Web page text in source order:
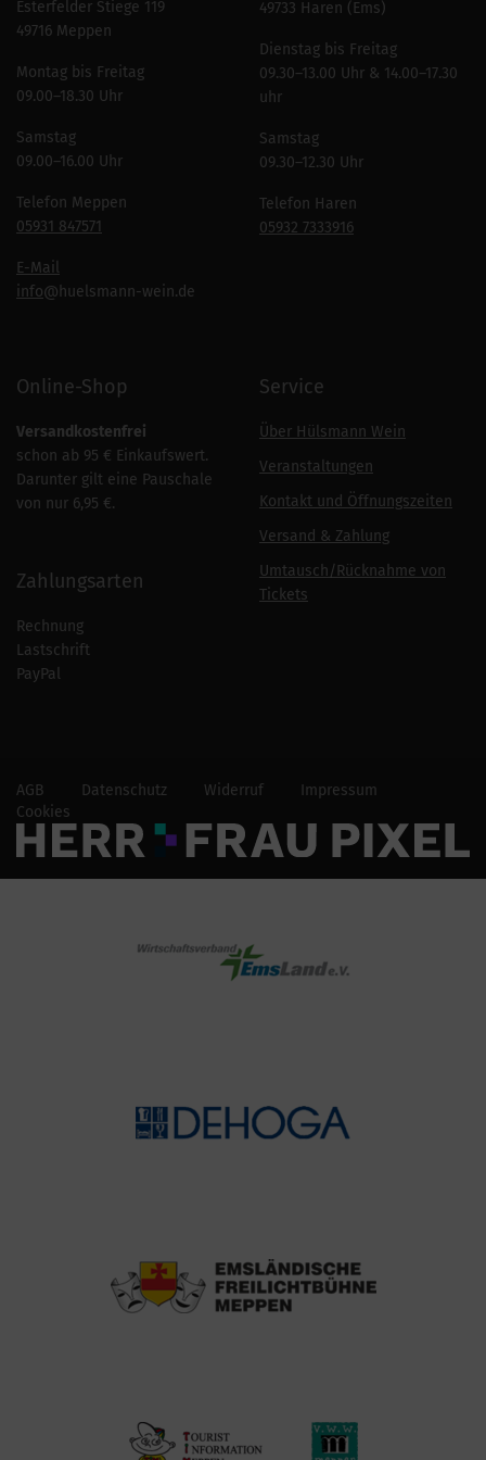
Esterfelder Stiege 119
49716 Meppen
Montag bis Freitag
09.00–18.30 Uhr
Samstag
09.00–16.00 Uhr
Telefon Meppen
05931 847571
E-Mail
info@huelsmann-wein.de
49733 Haren (Ems)
Dienstag bis Freitag
09.30–13.00 Uhr & 14.00–17.30
uhr
Samstag
09.30–12.30 Uhr
Telefon Haren
05932 7333916
Online-Shop
Versandkostenfrei
schon ab 95 € Einkaufswert.
Darunter gilt eine Pauschale
von nur 6,95 €.
Zahlungsarten
Rechnung
Lastschrift
PayPal
Service
Über Hülsmann Wein
Veranstaltungen
Kontakt und Öffnungszeiten
Versand & Zahlung
Umtausch/Rücknahme von
Tickets
AGB Datenschutz Widerruf
Impressum
Cookies